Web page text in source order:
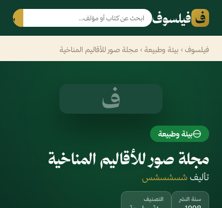
ف فيلسوف بحث
فيلسوف › بيئة وطبيعة › مجلة صور للأقاليم المناخية
ف
بيئة وطبيعة
مجلة صور للأقاليم المناخية
تأليف شسشسشس
سنة النشر التصنيف